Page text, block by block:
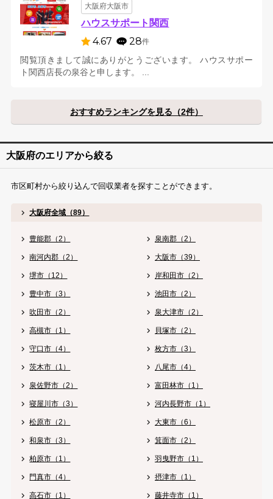
大阪府大阪市
ハウスサポート関西
4.67 28件
閲覧頂きまして誠にありがとうございます。 ハウスサポー
ト関西店長の泉谷と申します。 ...
おすすめランキングを見る（2件）
大阪府のエリアから絞る
市区町村から絞り込んで回収業者を探すことができます。
大阪府全域（89）
豊能郡（2） 泉南郡（2）
南河内郡（2） 大阪市（39）
堺市（12） 岸和田市（2）
豊中市（3） 池田市（2）
吹田市（2） 泉大津市（2）
高槻市（1） 貝塚市（2）
守口市（4） 枚方市（3）
茨木市（1） 八尾市（4）
泉佐野市（2） 富田林市（1）
寝屋川市（3） 河内長野市（1）
松原市（2） 大東市（6）
和泉市（3） 箕面市（2）
柏原市（1） 羽曳野市（1）
門真市（4） 摂津市（1）
高石市（1） 藤井寺市（1）